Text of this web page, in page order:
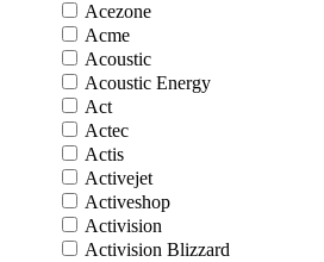
Acezone
Acme
Acoustic
Acoustic Energy
Act
Actec
Actis
Activejet
Activeshop
Activision
Activision Blizzard